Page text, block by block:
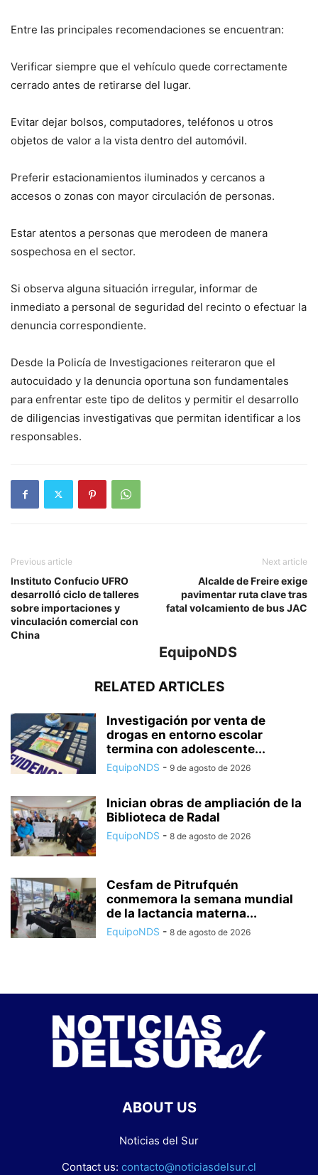
Entre las principales recomendaciones se encuentran:
Verificar siempre que el vehículo quede correctamente
cerrado antes de retirarse del lugar.
Evitar dejar bolsos, computadores, teléfonos u otros
objetos de valor a la vista dentro del automóvil.
Preferir estacionamientos iluminados y cercanos a
accesos o zonas con mayor circulación de personas.
Estar atentos a personas que merodeen de manera
sospechosa en el sector.
Si observa alguna situación irregular, informar de
inmediato a personal de seguridad del recinto o efectuar la
denuncia correspondiente.
Desde la Policía de Investigaciones reiteraron que el
autocuidado y la denuncia oportuna son fundamentales
para enfrentar este tipo de delitos y permitir el desarrollo
de diligencias investigativas que permitan identificar a los
responsables.
Previous article
Instituto Confucio UFRO
desarrolló ciclo de talleres
sobre importaciones y
vinculación comercial con
China
Next article
Alcalde de Freire exige
pavimentar ruta clave tras
fatal volcamiento de bus JAC
EquipoNDS
RELATED ARTICLES
Investigación por venta de
drogas en entorno escolar
termina con adolescente...
EquipoNDS - 9 de agosto de 2026
Inician obras de ampliación de la
Biblioteca de Radal
EquipoNDS - 8 de agosto de 2026
Cesfam de Pitrufquén
conmemora la semana mundial
de la lactancia materna...
EquipoNDS - 8 de agosto de 2026
ABOUT US
Noticias del Sur
Contact us: contacto@noticiasdelsur.cl